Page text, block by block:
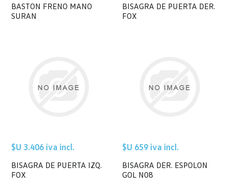
BASTON FRENO MANO
SURAN
BISAGRA DE PUERTA DER.
FOX
$U 3.406 iva incl.
BISAGRA DE PUERTA IZQ.
FOX
$U 659 iva incl.
BISAGRA DER. ESPOLON
GOL N08